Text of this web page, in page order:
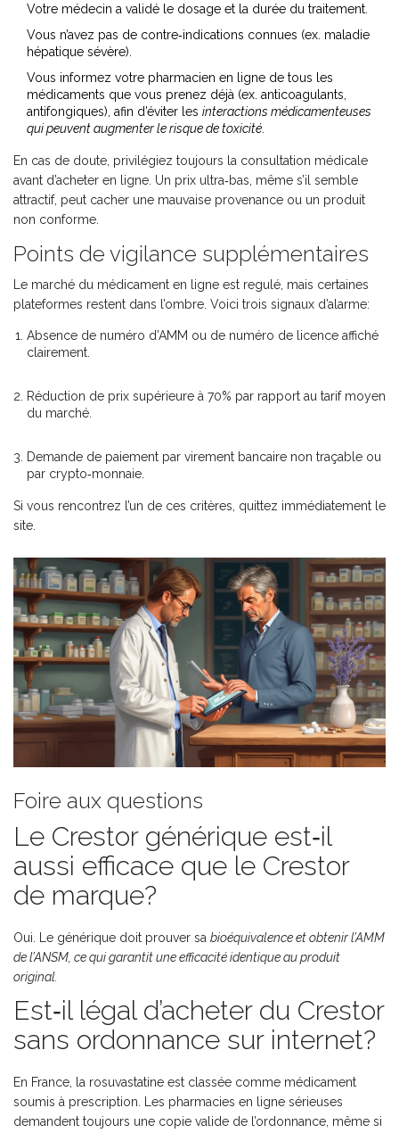
Votre médecin a validé le dosage et la durée du traitement.
Vous n’avez pas de contre‑indications connues (ex. maladie
hépatique sévère).
Vous informez votre pharmacien en ligne de tous les
médicaments que vous prenez déjà (ex. anticoagulants,
antifongiques), afin d’éviter les interactions médicamenteuses
qui peuvent augmenter le risque de toxicité.
En cas de doute, privilégiez toujours la consultation médicale
avant d’acheter en ligne. Un prix ultra‑bas, même s’il semble
attractif, peut cacher une mauvaise provenance ou un produit
non conforme.
Points de vigilance supplémentaires
Le marché du médicament en ligne est regulé, mais certaines
plateformes restent dans l’ombre. Voici trois signaux d’alarme:
Absence de numéro d’AMM ou de numéro de licence affiché
clairement.
Réduction de prix supérieure à 70% par rapport au tarif moyen
du marché.
Demande de paiement par virement bancaire non traçable ou
par crypto‑monnaie.
Si vous rencontrez l’un de ces critères, quittez immédiatement le
site.
Foire aux questions
Le Crestor générique est‑il
aussi efficace que le Crestor
de marque?
Oui. Le générique doit prouver sa bioéquivalenceet obtenir l’AMM
de l’ANSM, ce qui garantit une efficacité identique au produit
original.
Est‑il légal d’acheter du Crestor
sans ordonnance sur internet?
En France, la rosuvastatine est classée comme médicament
soumis à prescription. Les pharmacies en ligne sérieuses
demandent toujours une copie valide de l’ordonnance, même si